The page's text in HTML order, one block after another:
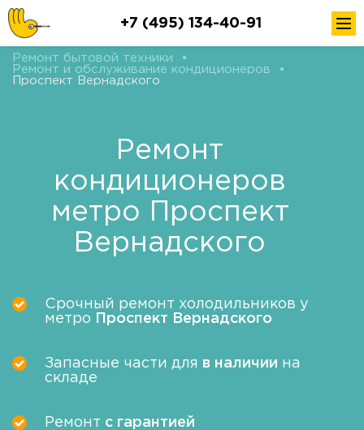
+7 (495) 134-40-91
Ремонт бытовой техники
•
Ремонт и обслуживание кондиционеров
•
Проспект Вернадского
Ремонт
кондиционеров
метро Проспект
Вернадского
Срочный ремонт холодильников у
метро
Проспект Вернадского
Запасные части для в наличии на
складе
Ремонт с гарантией